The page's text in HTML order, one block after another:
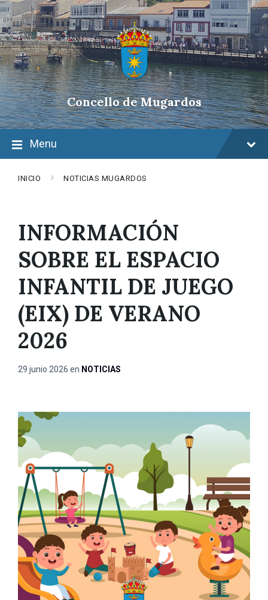
Skip
to
content
Skip
to
main
navigation
Skip
to
footer
Concello de Mugardos
Menu
INICIO NOTICIAS MUGARDOS
INFORMACIÓN
SOBRE EL ESPACIO
INFANTIL DE JUEGO
(EIX) DE VERANO
2026
29 junio 2026 en NOTICIAS